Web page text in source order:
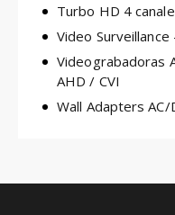
Turbo HD 4
Video
Videograbadoras
AHD / CVI
Wall Adapters AC/